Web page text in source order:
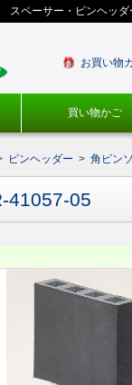
スペーサー・ピンヘッ
お買い物
買い物かご
ピンヘッダー > 角ピン
41057-05